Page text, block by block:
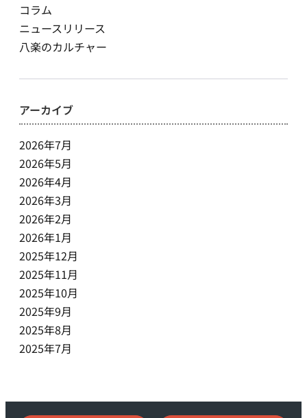
コラム
ニュースリリース
八楽のカルチャー
アーカイブ
2026年7月
2026年5月
2026年4月
2026年3月
2026年2月
2026年1月
2025年12月
2025年11月
2025年10月
2025年9月
2025年8月
2025年7月